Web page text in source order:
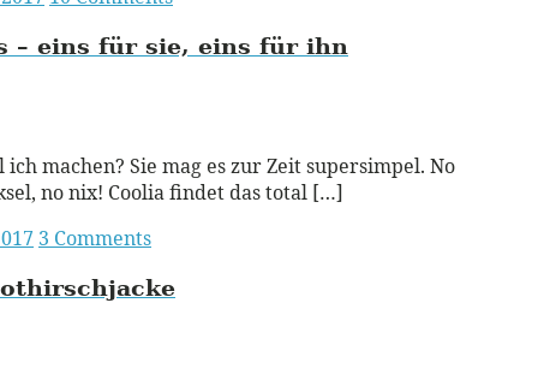
– eins für sie, eins für ihn
ich machen? Sie mag es zur Zeit supersimpel. No
no nix! Coolia findet das total […]
3 Comments